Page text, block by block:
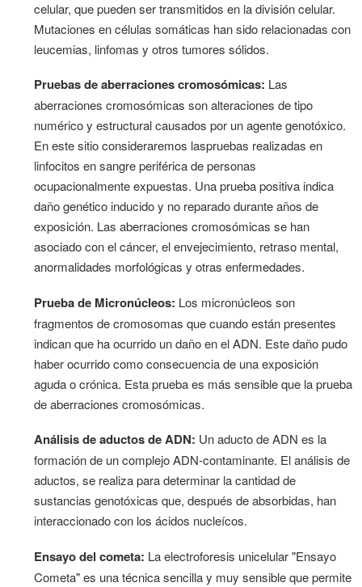
celular, que pueden ser transmitidos en la división celular.
Mutaciones en células somáticas han sido relacionadas con
leucemias, linfomas y otros tumores sólidos.
Pruebas de aberraciones cromosómicas: Las
aberraciones cromosómicas son alteraciones de tipo
numérico y estructural causados por un agente genotóxico.
En este sitio consideraremos laspruebas realizadas en
linfocitos en sangre periférica de personas
ocupacionalmente expuestas. Una prueba positiva indica
daño genético inducido y no reparado durante años de
exposición. Las aberraciones cromosómicas se han
asociado con el cáncer, el envejecimiento, retraso mental,
anormalidades morfológicas y otras enfermedades.
Prueba de Micronúcleos: Los micronúcleos son
fragmentos de cromosomas que cuando están presentes
indican que ha ocurrido un daño en el ADN. Este daño pudo
haber ocurrido como consecuencia de una exposición
aguda o crónica. Esta prueba es más sensible que la prueba
de aberraciones cromosómicas.
Análisis de aductos de ADN: Un aducto de ADN es la
formación de un complejo ADN-contaminante. El análisis de
aductos, se realiza para determinar la cantidad de
sustancias genotóxicas que, después de absorbidas, han
interaccionado con los ácidos nucleícos.
Ensayo del cometa: La electroforesis unicelular "Ensayo
Cometa" es una técnica sencilla y muy sensible que permite